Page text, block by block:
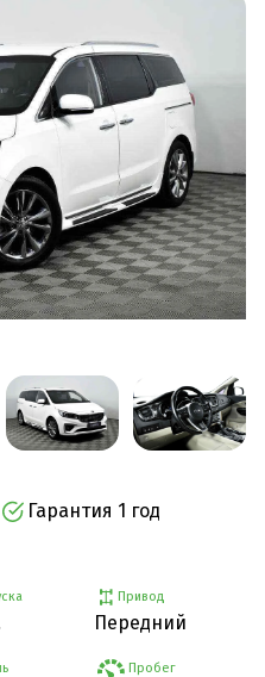
Гарантия 1 год
Привод
Передний
Пробег